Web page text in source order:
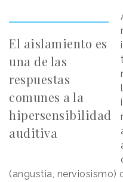
El aislamiento es
una de las
respuestas
comunes a la
hipersensibilidad
auditiva
(angustia, nerviosismo)